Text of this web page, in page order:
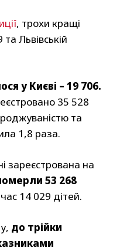
, трохи кращі
Львівській
у Києві – 19 706.
35 528
та
1,8 раза.
зареєстрована на
53 268
14 029 дітей.
до трійки